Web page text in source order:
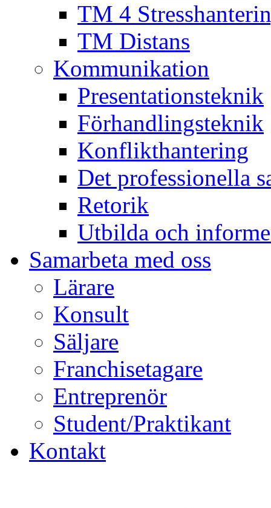
TM 4
TM Distans
Kommunikation
Presentationsteknik
Förhandlingsteknik
Konflikthantering
Det professionella
Retorik
Utbilda och
Samarbeta med oss
Lärare
Konsult
Säljare
Franchisetagare
Entreprenör
Student/Praktikant
Kontakt